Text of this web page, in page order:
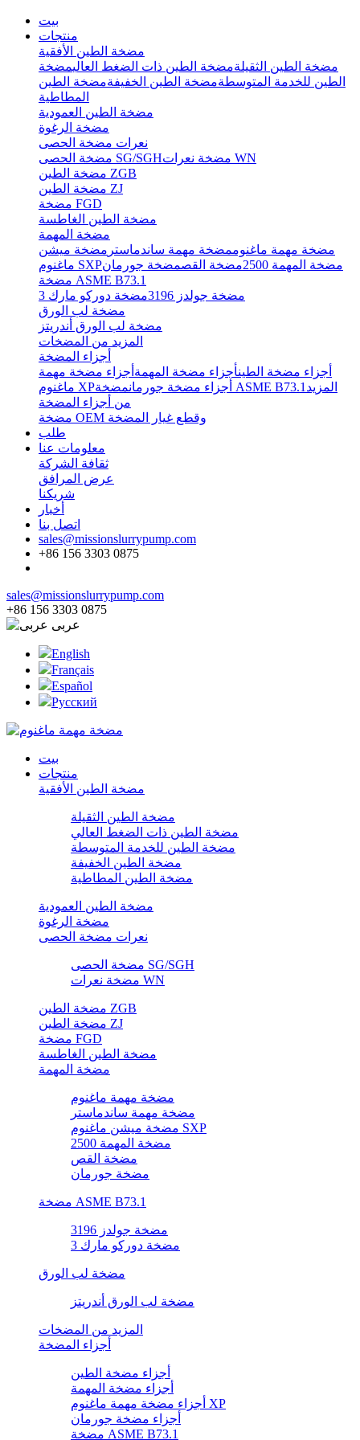
بيت
منتجات
مضخة الطين الأفقية
مضخة الطين الثقيلةمضخة الطين ذات الضغط العاليمضخة
الطين للخدمة المتوسطةمضخة الطين الخفيفةمضخة الطين
المطاطية
مضخة الطين العمودية
مضخة الرغوة
نعرات مضخة الحصى
مضخة الحصى SG/SGH
مضخة نعرات WN
مضخة الطين ZGB
مضخة الطين ZJ
مضخة FGD
مضخة الطين الغاطسة
مضخة المهمة
مضخة مهمة ماغنوممضخة مهمة ساندماستر مضخة ميشن
ماغنوم SXP
مضخة المهمة 2500 مضخة القصمضخة جورمان
مضخة ASME B73.1
مضخة جولدز 3196
مضخة دوركو مارك 3
مضخة لب الورق
مضخة لب الورق أندريتز
المزيد من المضخات
أجزاء المضخة
أجزاء مضخة الطينأجزاء مضخة المهمة أجزاء مضخة مهمة
ماغنوم XP
أجزاء مضخة جورمان مضخة ASME B73.1 المزيد
من أجزاء المضخة
مضخة OEM وقطع غيار المضخة
طلب
معلومات عنا
ثقافة الشركة
عرض المرافق
شريكنا
أخبار
اتصل بنا
sales@missionslurrypump.com
+86 156 3303 0875
sales@missionslurrypump.com
+86 156 3303 0875
عربى
English
Français
Español
Pусский
بيت
منتجات
مضخة الطين الأفقية
مضخة الطين الثقيلة
مضخة الطين ذات الضغط العالي
مضخة الطين للخدمة المتوسطة
مضخة الطين الخفيفة
مضخة الطين المطاطية
مضخة الطين العمودية
مضخة الرغوة
نعرات مضخة الحصى
مضخة الحصى SG/SGH
مضخة نعرات WN
مضخة الطين ZGB
مضخة الطين ZJ
مضخة FGD
مضخة الطين الغاطسة
مضخة المهمة
مضخة مهمة ماغنوم
مضخة مهمة ساندماستر
مضخة ميشن ماغنوم SXP
مضخة المهمة 2500
مضخة القص
مضخة جورمان
مضخة ASME B73.1
مضخة جولدز 3196
مضخة دوركو مارك 3
مضخة لب الورق
مضخة لب الورق أندريتز
المزيد من المضخات
أجزاء المضخة
أجزاء مضخة الطين
أجزاء مضخة المهمة
أجزاء مضخة مهمة ماغنوم XP
أجزاء مضخة جورمان
مضخة ASME B73.1